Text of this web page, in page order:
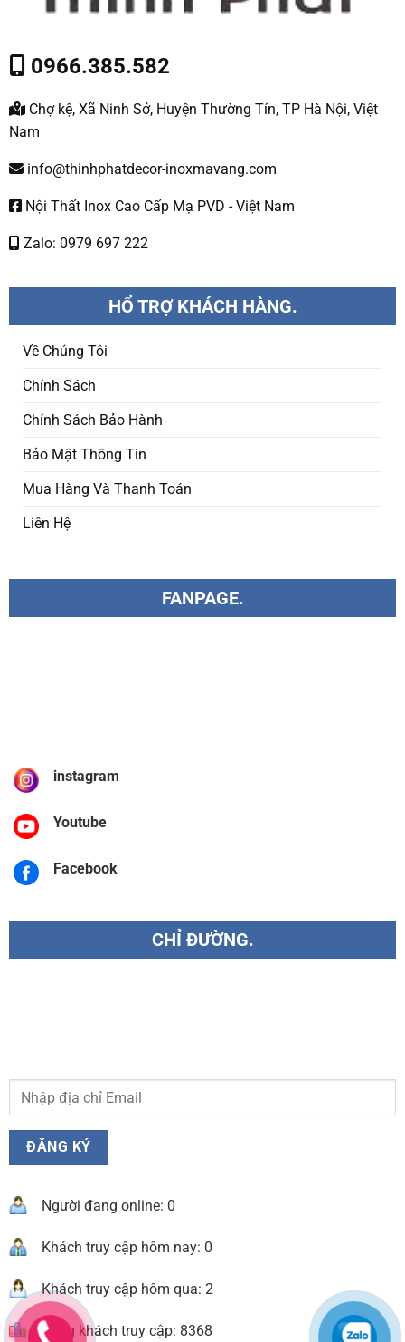
0966.385.582
Chợ kệ, Xã Ninh Sở, Huyện Thường Tín, TP Hà Nội, Việt
Nam
info@thinhphatdecor-inoxmavang.com
Nội Thất Inox Cao Cấp Mạ PVD - Việt Nam
Zalo: 0979 697 222
HỔ TRỢ KHÁCH HÀNG.
Về Chúng Tôi
Chính Sách
Chính Sách Bảo Hành
Bảo Mật Thông Tin
Mua Hàng Và Thanh Toán
Liên Hệ
FANPAGE.
instagram
Youtube
Facebook
CHỈ ĐƯỜNG.
Người đang online: 0
Khách truy cập hôm nay: 0
Khách truy cập hôm qua: 2
Tổng khách truy cập: 8368